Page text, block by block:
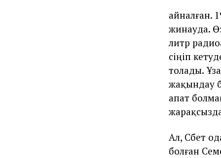
айналған.
жинауда.
литр
сіңіп
толады.
жақындау
апат
Ал, Сәбет
болған